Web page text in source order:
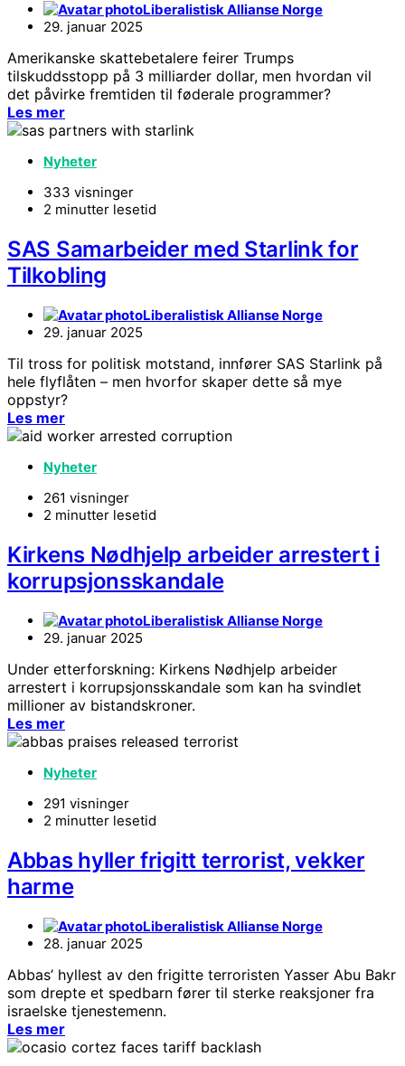
Liberalistisk Allianse Norge
29. januar 2025
Amerikanske skattebetalere feirer Trumps
tilskuddsstopp på 3 milliarder dollar, men hvordan vil
det påvirke fremtiden til føderale programmer?
Les mer
Nyheter
333 visninger
2 minutter lesetid
SAS Samarbeider med Starlink for
Tilkobling
Liberalistisk Allianse Norge
29. januar 2025
Til tross for politisk motstand, innfører SAS Starlink på
hele flyflåten – men hvorfor skaper dette så mye
oppstyr?
Les mer
Nyheter
261 visninger
2 minutter lesetid
Kirkens Nødhjelp arbeider arrestert i
korrupsjonsskandale
Liberalistisk Allianse Norge
29. januar 2025
Under etterforskning: Kirkens Nødhjelp arbeider
arrestert i korrupsjonsskandale som kan ha svindlet
millioner av bistandskroner.
Les mer
Nyheter
291 visninger
2 minutter lesetid
Abbas hyller frigitt terrorist, vekker
harme
Liberalistisk Allianse Norge
28. januar 2025
Abbas’ hyllest av den frigitte terroristen Yasser Abu Bakr
som drepte et spedbarn fører til sterke reaksjoner fra
israelske tjenestemenn.
Les mer